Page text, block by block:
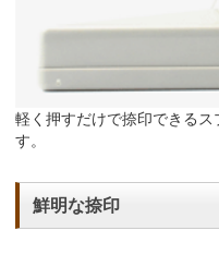
軽く押すだけで捺印できる
す。
鮮明な捺印